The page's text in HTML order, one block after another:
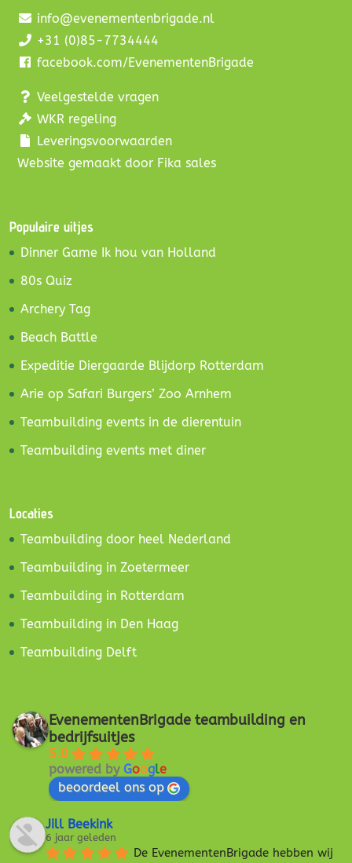
info@evenementenbrigade.nl
+31 (0)85-7734444
facebook.com/EvenementenBrigade
Veelgestelde vragen
WKR regeling
Leveringsvoorwaarden
Website gemaakt door Fika sales
Populaire uitjes
Dinner Game Ik hou van Holland
80s Quiz
Archery Tag
Beach Battle
Expeditie Diergaarde Blijdorp Rotterdam
Arie op Safari Burgers’ Zoo Arnhem
Teambuilding events in de dierentuin
Teambuilding events met diner
Locaties
Teambuilding door heel Nederland
Teambuilding in Zoetermeer
Teambuilding in Rotterdam
Teambuilding in Den Haag
Teambuilding Delft
EvenementenBrigade teambuilding en
bedrijfsuitjes
5.0
powered byGoogle
beoordeel ons op
Jill Beekink
6 jaar geleden
De EvenementenBrigade hebben wij